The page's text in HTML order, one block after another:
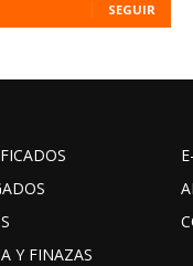
SEGUIR
Y FINAZAS